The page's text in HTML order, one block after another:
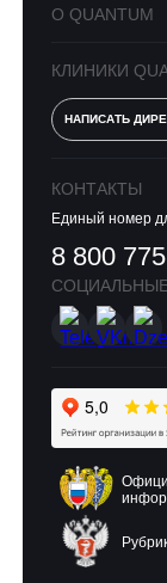
О QUANTUM
КЛИНИКИ
НАПИСАТЬ
КОНТАКТЫ
Единый номер
8 800